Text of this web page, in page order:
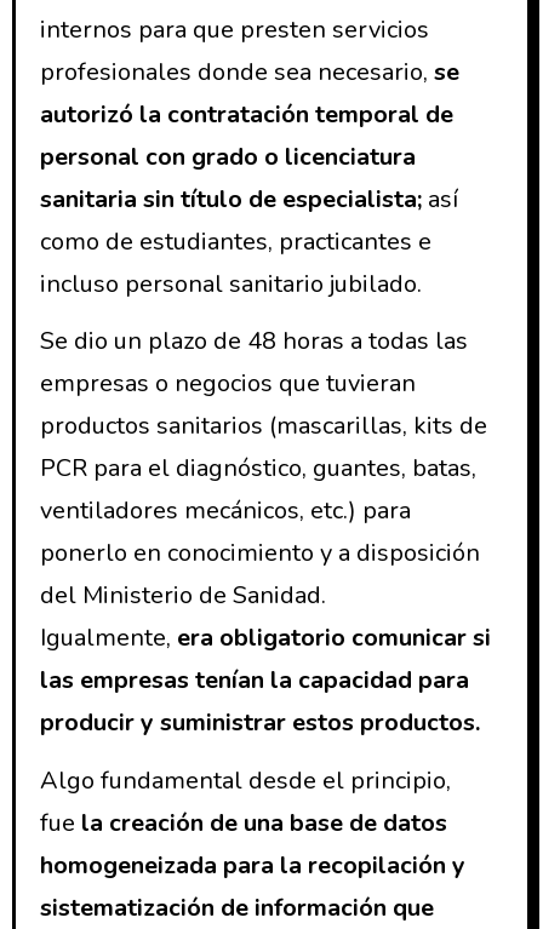
internos para que presten servicios
profesionales donde sea necesario, se
autorizó la contratación temporal de
personal con grado o licenciatura
sanitaria sin título de especialista;así
como de estudiantes, practicantes e
incluso personal sanitario jubilado.
Se dio un plazo de 48 horas a todas las
empresas o negocios que tuvieran
productos sanitarios (mascarillas, kits de
PCR para el diagnóstico, guantes, batas,
ventiladores mecánicos, etc.) para
ponerlo en conocimiento y a disposición
del Ministerio de Sanidad.
Igualmente, era obligatorio comunicar si
las empresas tenían la capacidad para
producir y suministrar estos productos.
Algo fundamental desde el principio,
fue la creación de una base de datos
homogeneizada para la recopilación y
sistematización de información que